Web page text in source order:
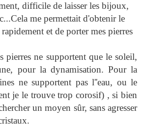
difficile de laisser les bijoux,
me permettait d'obtenir le
et de porter mes pierres
pierres ne supportent que le soleil,
pour la dynamisation. Pour la
ne supportent pas l''eau, ou le
je le trouve trop corosif) , si bien
un moyen sûr, sans agresser